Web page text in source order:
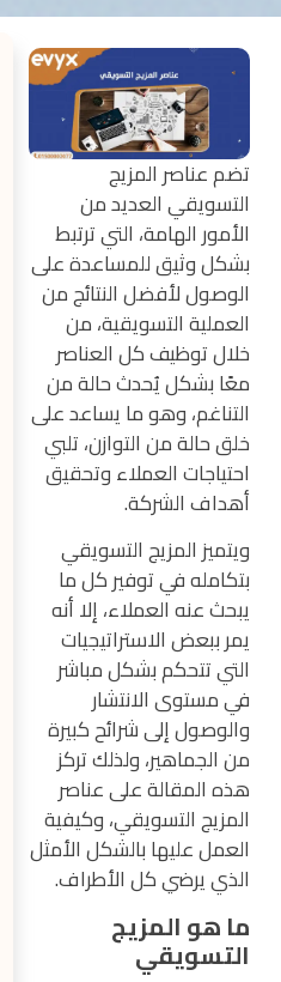
تضم عناصر المزيج
التسويقي العديد من
الأمور الهامة، التي ترتبط
بشكل وثيق للمساعدة على
الوصول لأفضل النتائج من
العملية التسويقية، من
خلال توظيف كل العناصر
معًا بشكل يُحدث حالة من
التناغم، وهو ما يساعد على
خلق حالة من التوازن، تلبي
احتياجات العملاء وتحقيق
أهداف الشركة.
ويتميز المزيج التسويقي
بتكامله في توفير كل ما
يبحث عنه العملاء، إلا أنه
يمر ببعض الاستراتيجيات
التي تتحكم بشكل مباشر
في مستوى الانتشار
والوصول إلى شرائح كبيرة
من الجماهير، ولذلك تركز
هذه المقالة على عناصر
المزيج التسويقي، وكيفية
العمل عليها بالشكل الأمثل
الذي يرضي كل الأطراف.
ما هو المزيج
التسويقي